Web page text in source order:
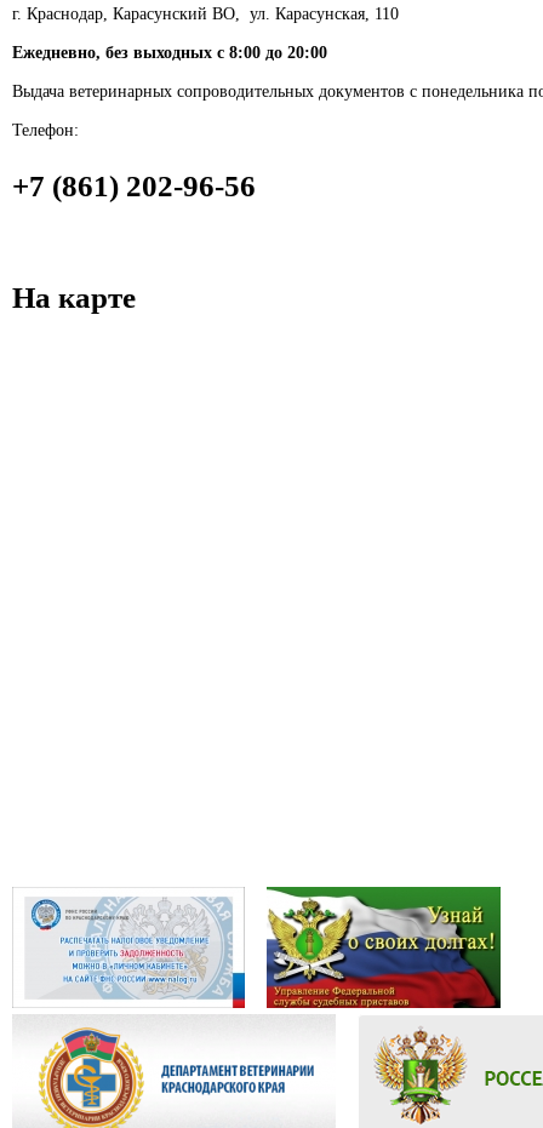
г. Краснодар, Карасунский ВО, ул. Карасунская, 110
Ежедневно, без выходных с 8:00 до 20:00
Выдача ветеринарных сопроводительных документов с понедельника
Телефон:
+7 (861) 202-96-56
На карте